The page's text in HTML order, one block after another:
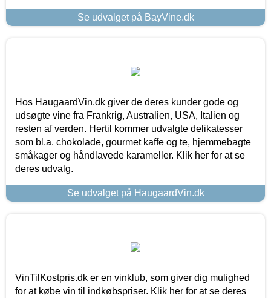
Se udvalget på BayVine.dk
Hos HaugaardVin.dk giver de deres kunder gode og
udsøgte vine fra Frankrig, Australien, USA, Italien og
resten af verden. Hertil kommer udvalgte delikatesser
som bl.a. chokolade, gourmet kaffe og te, hjemmebagte
småkager og håndlavede karameller. Klik her for at se
deres udvalg.
Se udvalget på HaugaardVin.dk
VinTilKostpris.dk er en vinklub, som giver dig mulighed
for at købe vin til indkøbspriser. Klik her for at se deres